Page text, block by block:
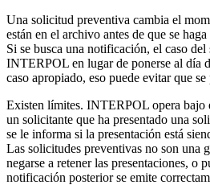
Una solicitud preventiva cambia el
están en el archivo antes de que se
Si se busca una notificación, el caso del
INTERPOL en lugar de ponerse al día
caso apropiado, eso puede evitar que
Existen límites. INTERPOL opera bajo
un solicitante que ha presentado una
se le informa si la presentación está
Las solicitudes preventivas no son una
negarse a retener las presentaciones, o
notificación posterior se emite